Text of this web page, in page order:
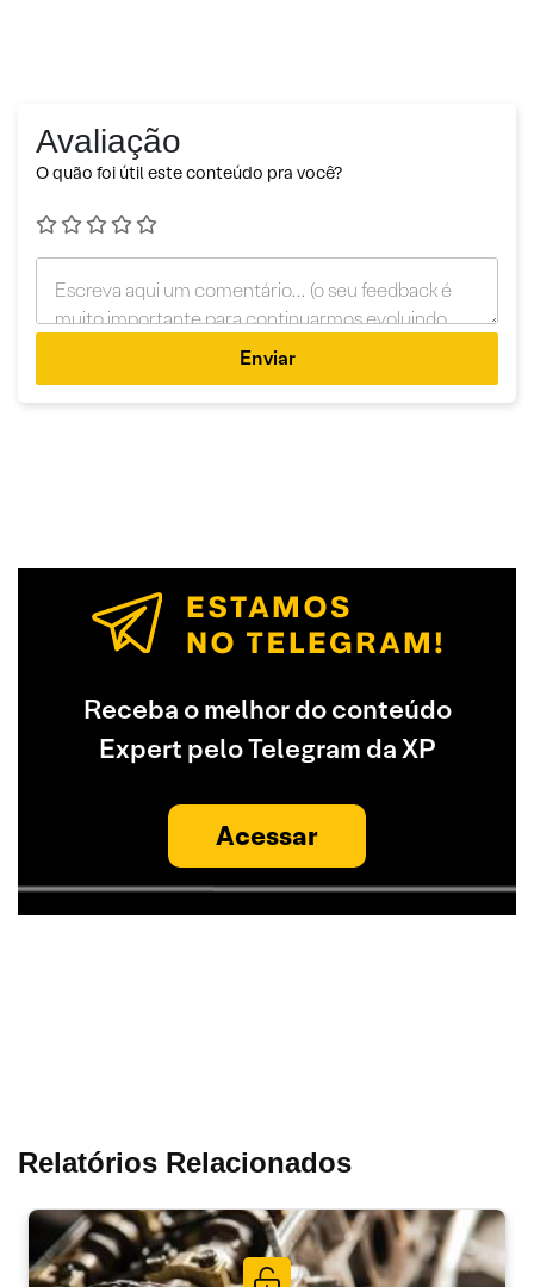
Avaliação
O quão foi útil este conteúdo pra você?
Enviar
Receba o melhor do conteúdo
Expert pelo Telegram da XP
Acessar
Relatórios Relacionados